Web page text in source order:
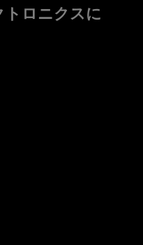
トロニクスに